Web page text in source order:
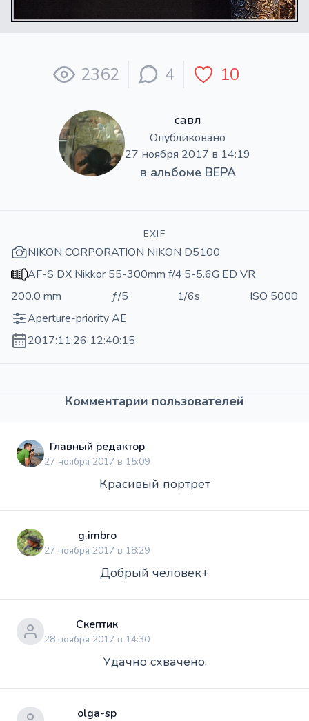
2362 4 10
савл
Опубликовано
27 ноября 2017 в 14:19
в альбоме ВЕРА
EXIF
NIKON CORPORATION NIKON D5100
AF-S DX Nikkor 55-300mm f/4.5-5.6G ED VR
200.0 mm
ƒ/5 1/6s
ISO 5000
Aperture-priority AE
2017:11:26 12:40:15
Комментарии пользователей
Главный редактор
27 ноября 2017 в 15:09
Красивый портрет
g.imbro
27 ноября 2017 в 18:29
Добрый человек+
Скептик
28 ноября 2017 в 14:30
Удачно схвачено.
olga-sp